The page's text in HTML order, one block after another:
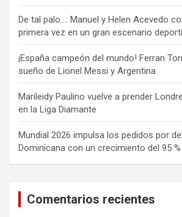
De tal palo…: Manuel y Helen Acevedo
primera vez en un gran escenario
¡España campeón del mundo! Ferran
sueño de Lionel Messi y Argentina
Marileidy Paulino vuelve a prender
en la Liga Diamante
Mundial 2026 impulsa los pedidos por
Dominicana con un crecimiento del 95 %
Comentarios recientes